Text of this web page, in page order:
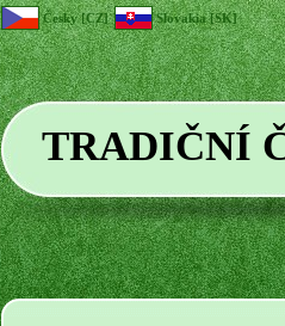
TRADIČNÍ
Česky [CZ] Slovakia [SK]